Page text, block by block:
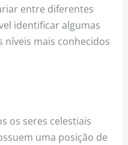
entre diferentes
identificar algumas
níveis mais conhecidos
os seres celestiais
uma posição de